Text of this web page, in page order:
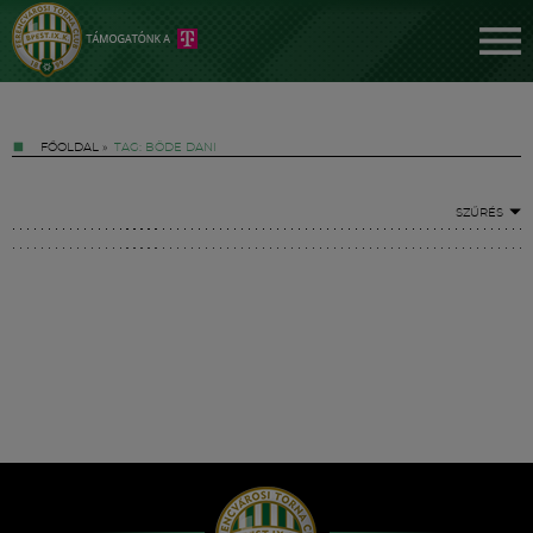
FŐOLDAL » TAG: BÖDE DANI
SZŰRÉS
Hírek